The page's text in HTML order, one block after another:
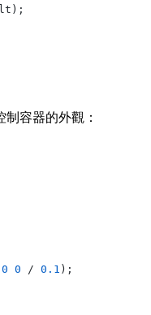
制容器的外觀：
0 0 / 0.1 );